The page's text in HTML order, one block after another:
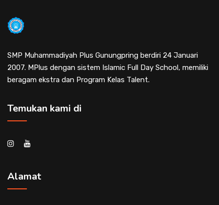
SMP Muhammadiyah Plus Gunungpring berdiri 24 Januari
2007. MPlus dengan sistem Islamic Full Day School, memiliki
beragam ekstra dan Program Kelas Talent.
Temukan kami di
Alamat